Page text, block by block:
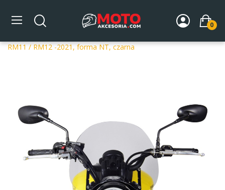
0
Strona główna DLA MOTOCYKLA Szyby
Szyby
RM11 / RM12 -2021, forma NT, czarna